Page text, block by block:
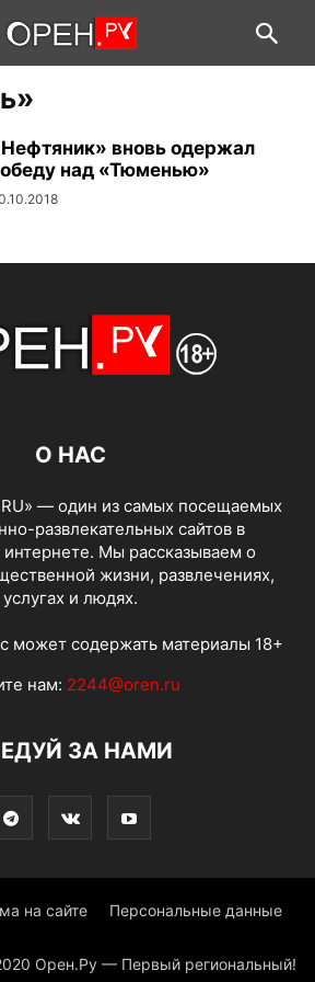
вновь одержал
над «Тюменью»
О НАС
— один из самых посещаемых
развлекательных сайтов в
Мы рассказываем о
жизни, развлечениях,
услугах и людях.
может содержать материалы 18+
нам: 2244@oren.ru
ЗА НАМИ
на сайте Персональные данные
Орен.Ру — Первый региональный!